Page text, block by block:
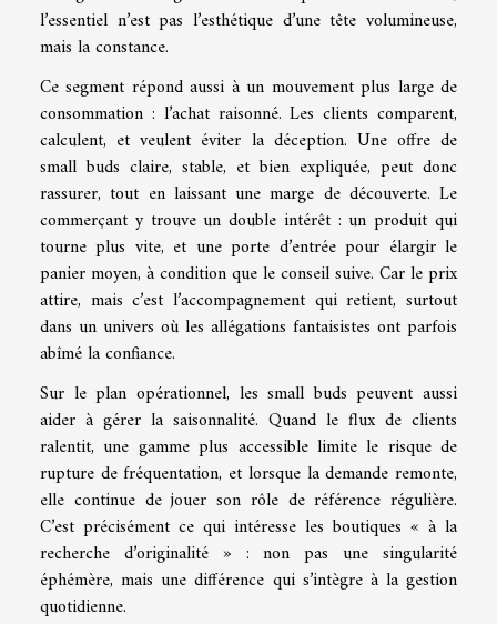
l’essentiel n’est pas l’esthétique d’une tête volumineuse,
mais la constance.
Ce segment répond aussi à un mouvement plus large de
consommation : l’achat raisonné. Les clients comparent,
calculent, et veulent éviter la déception. Une offre de
small buds claire, stable, et bien expliquée, peut donc
rassurer, tout en laissant une marge de découverte. Le
commerçant y trouve un double intérêt : un produit qui
tourne plus vite, et une porte d’entrée pour élargir le
panier moyen, à condition que le conseil suive. Car le prix
attire, mais c’est l’accompagnement qui retient, surtout
dans un univers où les allégations fantaisistes ont parfois
abîmé la confiance.
Sur le plan opérationnel, les small buds peuvent aussi
aider à gérer la saisonnalité. Quand le flux de clients
ralentit, une gamme plus accessible limite le risque de
rupture de fréquentation, et lorsque la demande remonte,
elle continue de jouer son rôle de référence régulière.
C’est précisément ce qui intéresse les boutiques « à la
recherche d’originalité » : non pas une singularité
éphémère, mais une différence qui s’intègre à la gestion
quotidienne.